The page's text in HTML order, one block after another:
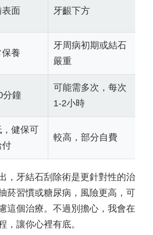
面 牙齦下方
保養
牙周病初期或結石
嚴重
分鐘
可能需多次，每次
1-2小時
，健保可
付
較高，部分自費
，牙結石刮除術是更針對性的治
菸習慣或糖尿病，風險更高，可
這個治療。不過別擔心，我會在
，讓你心裡有底。